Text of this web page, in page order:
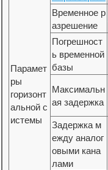
Парамет
ры
горизонт
альной с
истемы
Временное р
азрешение
Погрешност
ь временной
базы
Максимальн
ая задержка
Задержка м
ежду аналог
овыми кана
лами